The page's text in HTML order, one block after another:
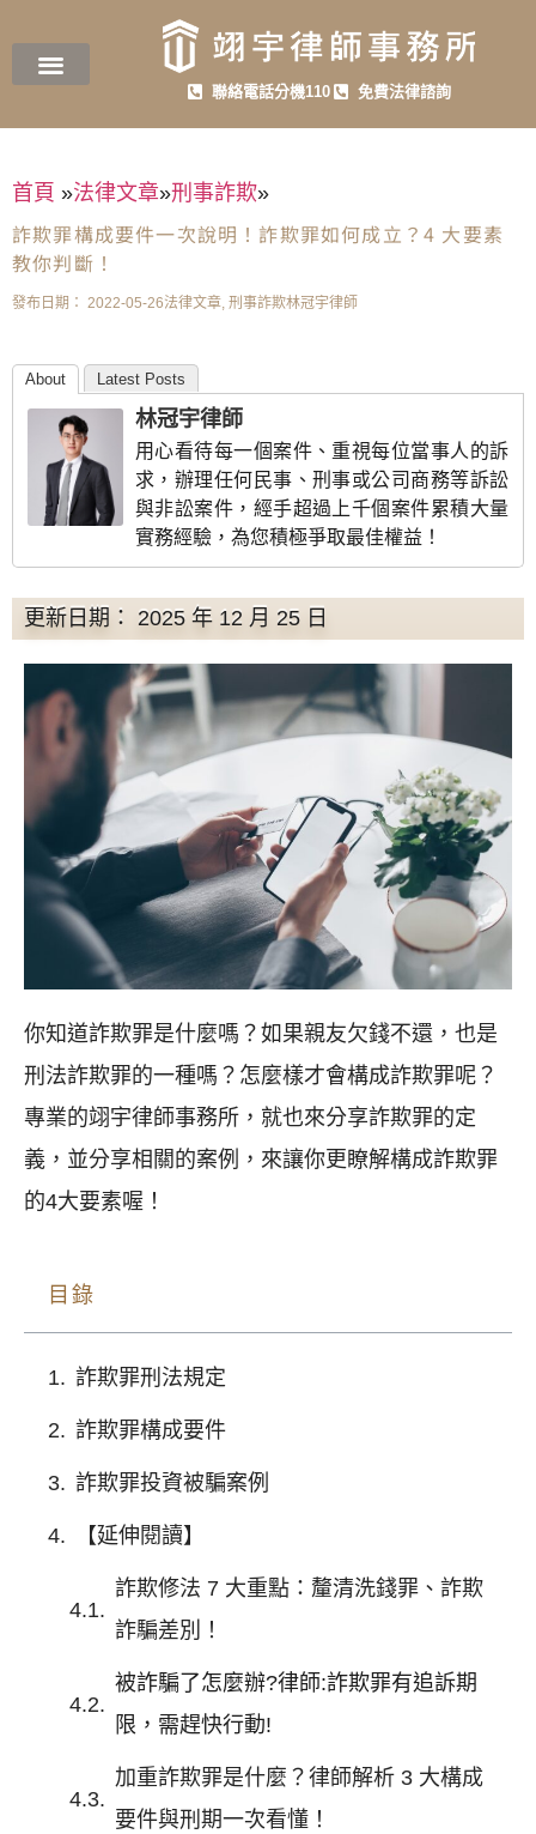
聯絡電話分機110 免費法律諮詢
首頁 »法律文章»刑事詐欺»
詐欺罪構成要件一次說明！詐欺罪如何成立？4 大要素
教你判斷！
發布日期： 2022-05-26法律文章, 刑事詐欺林冠宇律師
About Latest Posts
林冠宇律師
用心看待每一個案件、重視每位當事人的訴
求，辦理任何民事、刑事或公司商務等訴訟
與非訟案件，經手超過上千個案件累積大量
實務經驗，為您積極爭取最佳權益！
更新日期： 2025 年 12 月 25 日
你知道詐欺罪是什麼嗎？如果親友欠錢不還，也是
刑法詐欺罪的一種嗎？怎麼樣才會構成詐欺罪呢？
專業的翊宇律師事務所，就也來分享詐欺罪的定
義，並分享相關的案例，來讓你更瞭解構成詐欺罪
的4大要素喔！
目錄
詐欺罪刑法規定
詐欺罪構成要件
詐欺罪投資被騙案例
【延伸閱讀】
詐欺修法 7 大重點：釐清洗錢罪、詐欺
詐騙差別！
被詐騙了怎麼辦?律師:詐欺罪有追訴期
限，需趕快行動!
加重詐欺罪是什麼？律師解析 3 大構成
要件與刑期一次看懂！